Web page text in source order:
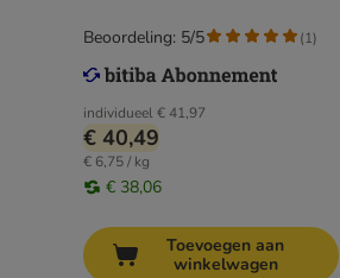
individueel€ 41,97
€ 40,49
€ 6,75 / kg
€ 38,06
Beoordeling: 5/5 (1)
Toevoegen aan
winkelwagen